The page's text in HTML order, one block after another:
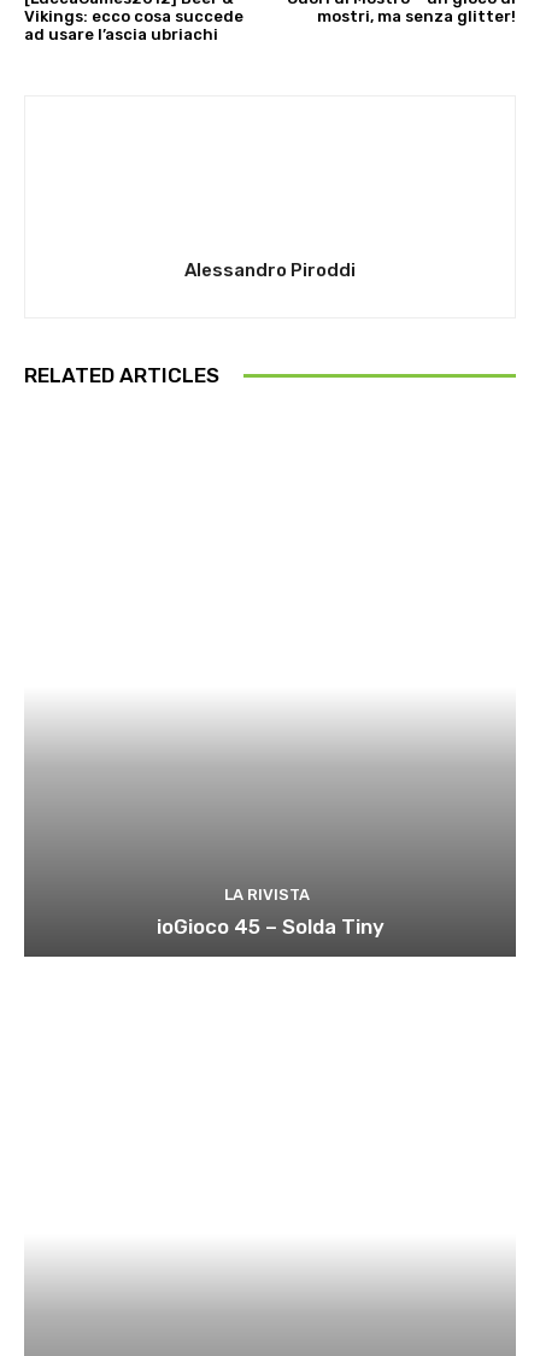
Vikings: ecco cosa succede
ad usare l’ascia ubriachi
mostri, ma senza glitter!
Alessandro Piroddi
RELATED ARTICLES
LA RIVISTA
ioGioco 45 – Solda Tiny